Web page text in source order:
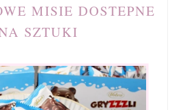
MISIE DOSTEPNE
SZTUKI